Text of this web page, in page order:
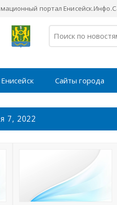
портал
Сайты города
7, 2022